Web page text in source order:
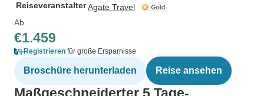
ReiseveranstalterAgate Travel
Ab
€1.459
Registrieren für große Ersparnisse
Broschüre herunterladen Reise ansehen